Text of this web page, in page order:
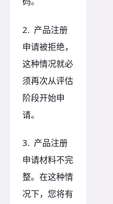
2. 产品注册
申请被拒绝，
这种情况就必
须再次从评估
阶段开始申
请。
3. 产品注册
申请材料不完
整。在这种情
况下，您将有